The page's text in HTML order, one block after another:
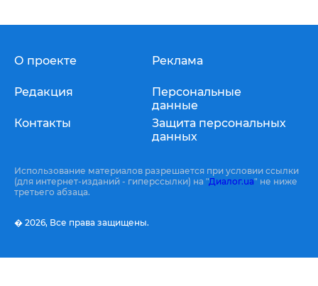
О проекте
Редакция
Контакты
Реклама
Персональные
данные
Защита персональных
данных
Использование материалов разрешается при условии ссылки
(для интернет-изданий - гиперссылки) на "Диалог.ua" не ниже
третьего абзаца.
� 2026, Все права защищены.